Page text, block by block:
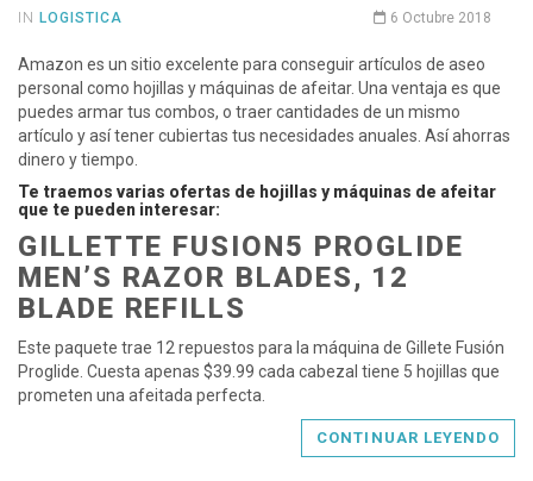
IN LOGISTICA 6 Octubre 2018
Amazon es un sitio excelente para conseguir artículos de aseo
personal como hojillas y máquinas de afeitar. Una ventaja es que
puedes armar tus combos, o traer cantidades de un mismo
artículo y así tener cubiertas tus necesidades anuales. Así ahorras
dinero y tiempo.
Te traemos varias ofertas de hojillas y máquinas de afeitar
que te pueden interesar:
GILLETTE FUSION5 PROGLIDE
MEN’S RAZOR BLADES, 12
BLADE REFILLS
Este paquete trae 12 repuestos para la máquina de Gillete Fusión
Proglide. Cuesta apenas $39.99 cada cabezal tiene 5 hojillas que
prometen una afeitada perfecta.
CONTINUAR LEYENDO